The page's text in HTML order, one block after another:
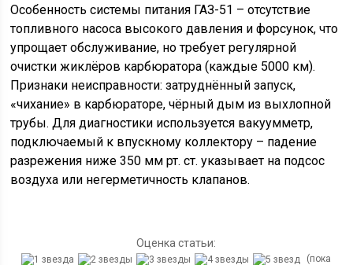
Особенность системы питания ГАЗ-51 – отсутствие
топливного насоса высокого давления и форсунок, что
упрощает обслуживание, но требует регулярной
очистки жиклёров карбюратора (каждые 5000 км).
Признаки неисправности: затруднённый запуск,
«чихание» в карбюраторе, чёрный дым из выхлопной
трубы. Для диагностики используется вакуумметр,
подключаемый к впускному коллектору – падение
разрежения ниже 350 мм рт. ст. указывает на подсос
воздуха или негерметичность клапанов.
Оценка статьи:
(пока